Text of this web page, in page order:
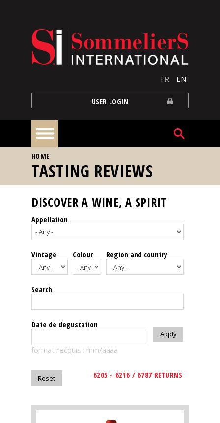
FR EN
USER LOGIN
Home
Our
events
Spirits
Tasting
reviews
The
magazine
Magazine
YOU ARE HERE
HOME
TASTING REVIEWS
DISCOVER A WINE, A SPIRIT
Appellation
Vintage Colour Region and country
Search
Date de degustation
format recquis : mm/aaaa
6205 - 6216 / 6787 RETURNS